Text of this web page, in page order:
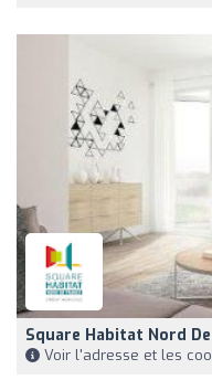
Square Habitat Nord
Voir l'adresse et les